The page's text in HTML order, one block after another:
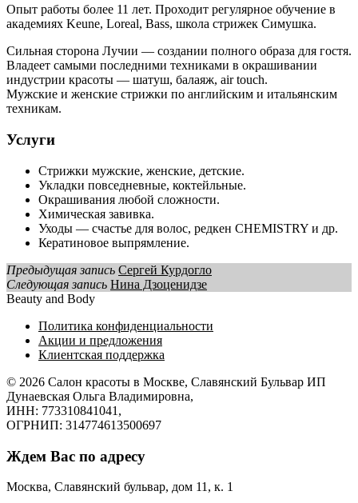
Опыт работы более 11 лет. Проходит регулярное обучение в
академиях Keune, Loreal, Bass, школа стрижек Симушка.
Сильная сторона Лучии — создании полного образа для гостя.
Владеет самыми последними техниками в окрашивании
индустрии красоты — шатуш, балаяж, air touch.
Мужские и женские стрижки по английским и итальянским
техникам.
Услуги
Стрижки мужские, женские, детские.
Укладки повседневные, коктейльные.
Окрашивания любой сложности.
Химическая завивка.
Уходы — счастье для волос, редкен CHEMISTRY и др.
Кератиновое выпрямление.
Предыдущая запись Сергей Курдогло
Следующая запись Нина Дзоценидзе
Beauty and Body
Политика конфиденциальности
Акции и предложения
Клиентская поддержка
© 2026 Салон красоты в Москве, Славянский Бульвар ИП
Дунаевская Ольга Владимировна,
ИНН: 773310841041,
ОГРНИП: 314774613500697
Ждем Вас по адресу
Москва, Славянский бульвар, дом 11, к. 1